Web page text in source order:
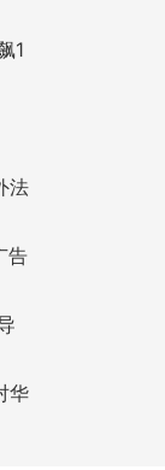
1
法
告
华